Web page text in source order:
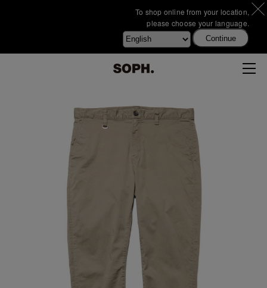
To shop online from your location,
please choose your language.
Continue